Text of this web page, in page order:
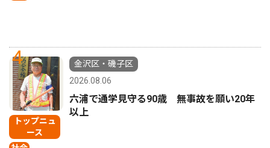
4
トップニュ
ース
金沢区・磯子区
2026.08.06
六浦で通学見守る90歳 無事故を願い20年
以上